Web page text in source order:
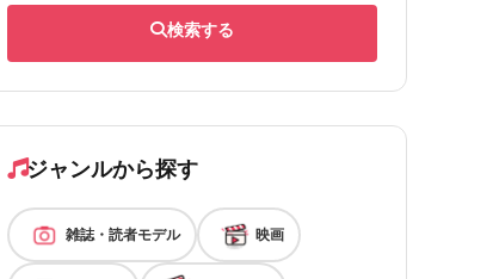
検索する
ジャンルから探す
雑誌・読者モデル 映画